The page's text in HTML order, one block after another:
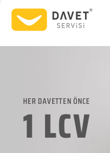
HER DAVETTEN ÖNCE
1 LCV